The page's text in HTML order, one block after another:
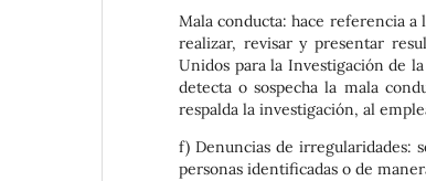
Mala conducta: hace referencia
realizar, revisar y presentar
Unidos para la Investigación de
detecta o sospecha la mala
respalda la investigación, al
f) Denuncias de irregularidades:
personas identificadas o de